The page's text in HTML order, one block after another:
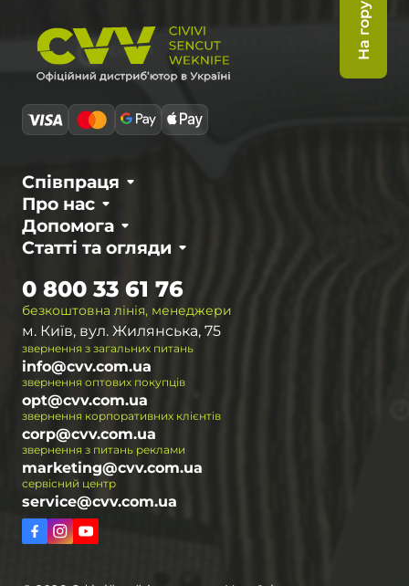
ножових брендів, якWE Knife Sencut
Ніж для повсякденного
носіння — який він?
Вузькопрофільні завдання краще залишити
основний акцент зроблено на міцність. В інших
ситуаціях допоможе аналог
клинком, що балансує між трьома
характеристиками: функціональністю,
Крім клинка з руківʼям, конструкція складаної
моделі включає ряд дрібних елементів, і до
кожного пред'являються певні вимоги:
Метал у клинку й тип заточування
На гору
Про нас
Співпраця
Статті та огляди
Допомога
безкоштовна лінія, менеджери
0 800 33 61 76
м. Київ, вул. Жилянська, 75
звернення з загальних питань
info@cvv.com.ua
звернення оптових покупців
opt@cvv.com.ua
звернення корпоративних клієнтів
corp@cvv.com.ua
звернення з питань реклами
marketing@cvv.com.ua
сервісний центр
service@cvv.com.ua